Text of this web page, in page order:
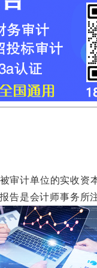
计单位的实收资
是会计师事务所